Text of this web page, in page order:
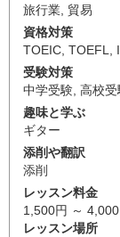
旅行業 貿易
資格対策
TOEIC TOEFL
受験対策
中学受験 高校受
趣味と学ぶ
ギター
添削や翻訳
添削
レッスン料金
1,500円 ～
レッスン場所